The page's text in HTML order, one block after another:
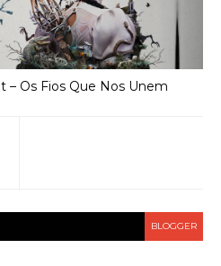
– Os Fios Que Nos Unem
BLOGGER